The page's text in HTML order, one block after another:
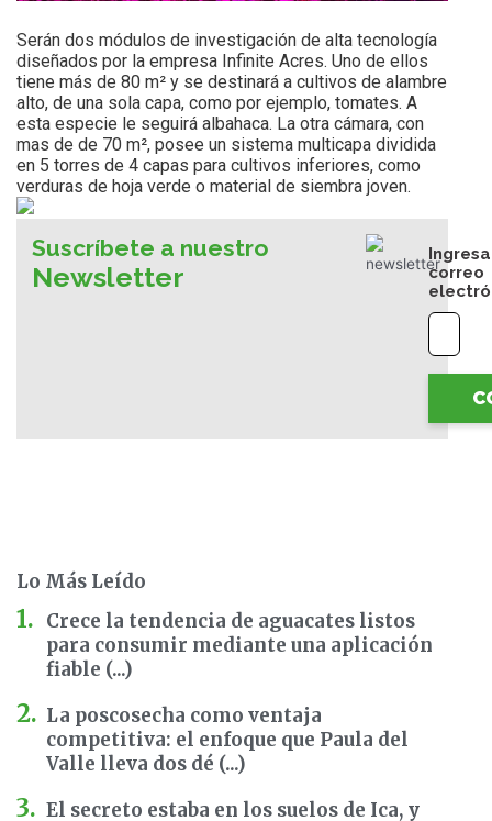
Serán dos módulos de investigación de alta tecnología
diseñados por la empresa Infinite Acres. Uno de ellos
tiene más de 80 m² y se destinará a cultivos de alambre
alto, de una sola capa, como por ejemplo, tomates. A
esta especie le seguirá albahaca. La otra cámara, con
mas de de 70 m², posee un sistema multicapa dividida
en 5 torres de 4 capas para cultivos inferiores, como
verduras de hoja verde o material de siembra joven.
Suscríbete a nuestro
Newsletter
correo
Lo Más Leído
Crece la tendencia de aguacates listos
para consumir mediante una aplicación
fiable (...)
La poscosecha como ventaja
competitiva: el enfoque que Paula del
Valle lleva dos dé (...)
El secreto estaba en los suelos de Ica, y